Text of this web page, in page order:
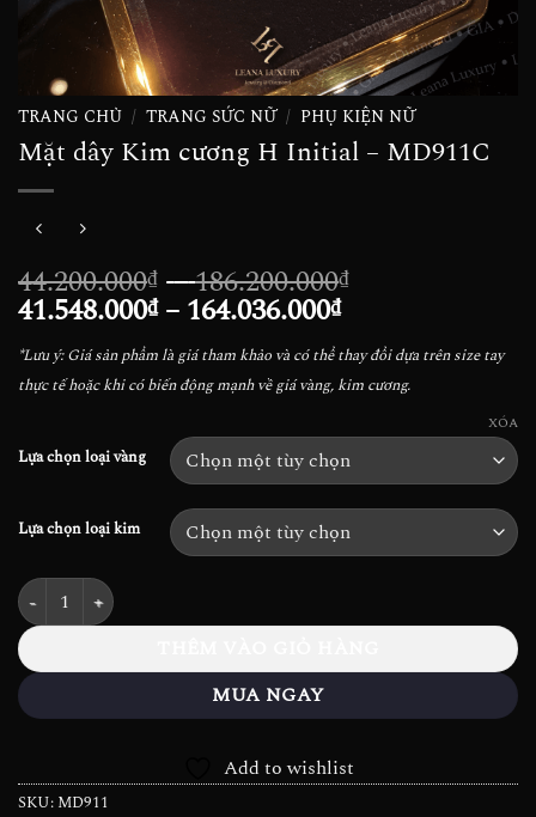
TRANG CHỦ / TRANG SỨC NỮ / PHỤ KIỆN NỮ
Mặt dây Kim cương H Initial – MD911C
44.200.000₫ –186.200.000₫
từ
44.200.000₫
đến
186.200.000₫
41.548.000₫ –164.036.000₫Khoảng
giá:
từ
41.548.000₫
đến
164.036.000₫
*Lưu ý: Giá sản phẩm là giá tham khảo và có thể thay đổi dựa trên size tay
thực tế hoặc khi có biến động mạnh về giá vàng, kim cương.
Lựa chọn loại vàng
Lựa chọn loại kim
XÓA
Mặt dây Kim cương H Initial - MD911C số lượng
MUA NGAY
Add to wishlist
SKU: MD911